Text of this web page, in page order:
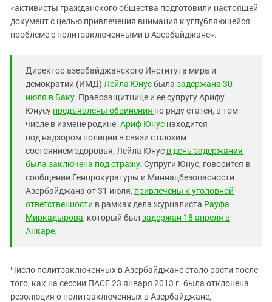
«активисты гражданского общества подготовили настоящей
документ с целью привлечения внимания к углубляющейся
проблеме с политзаключенными в Азербайджане».
Директор азербайджанского Института мира и
демократии (ИМД) Лейла Юнусбыла задержана 30
июля в Баку. Правозащитнице и ее супругу Арифу
Юнусу предъявлены обвинения по ряду статей, в том
числе в измене родине. Ариф Юнус находится
под надзором полиции в связи с плохим
состоянием здоровья, Лейла Юнус в день задержания
была заключена под стражу. Супруги Юнус, говорится в
сообщении Генпрокуратуры и Миннацбезопасности
Азербайджана от 31 июля, привлечены к уголовной
ответственности в рамках дела журналиста Рауфа
Миркадырова, который был задержан 18 апреля в
Анкаре.
Число политзаключенных в Азербайджане стало расти после
того, как на сессии ПАСЕ 23 января 2013 г. была отклонена
резолюция о политзаключенных в Азербайджане,